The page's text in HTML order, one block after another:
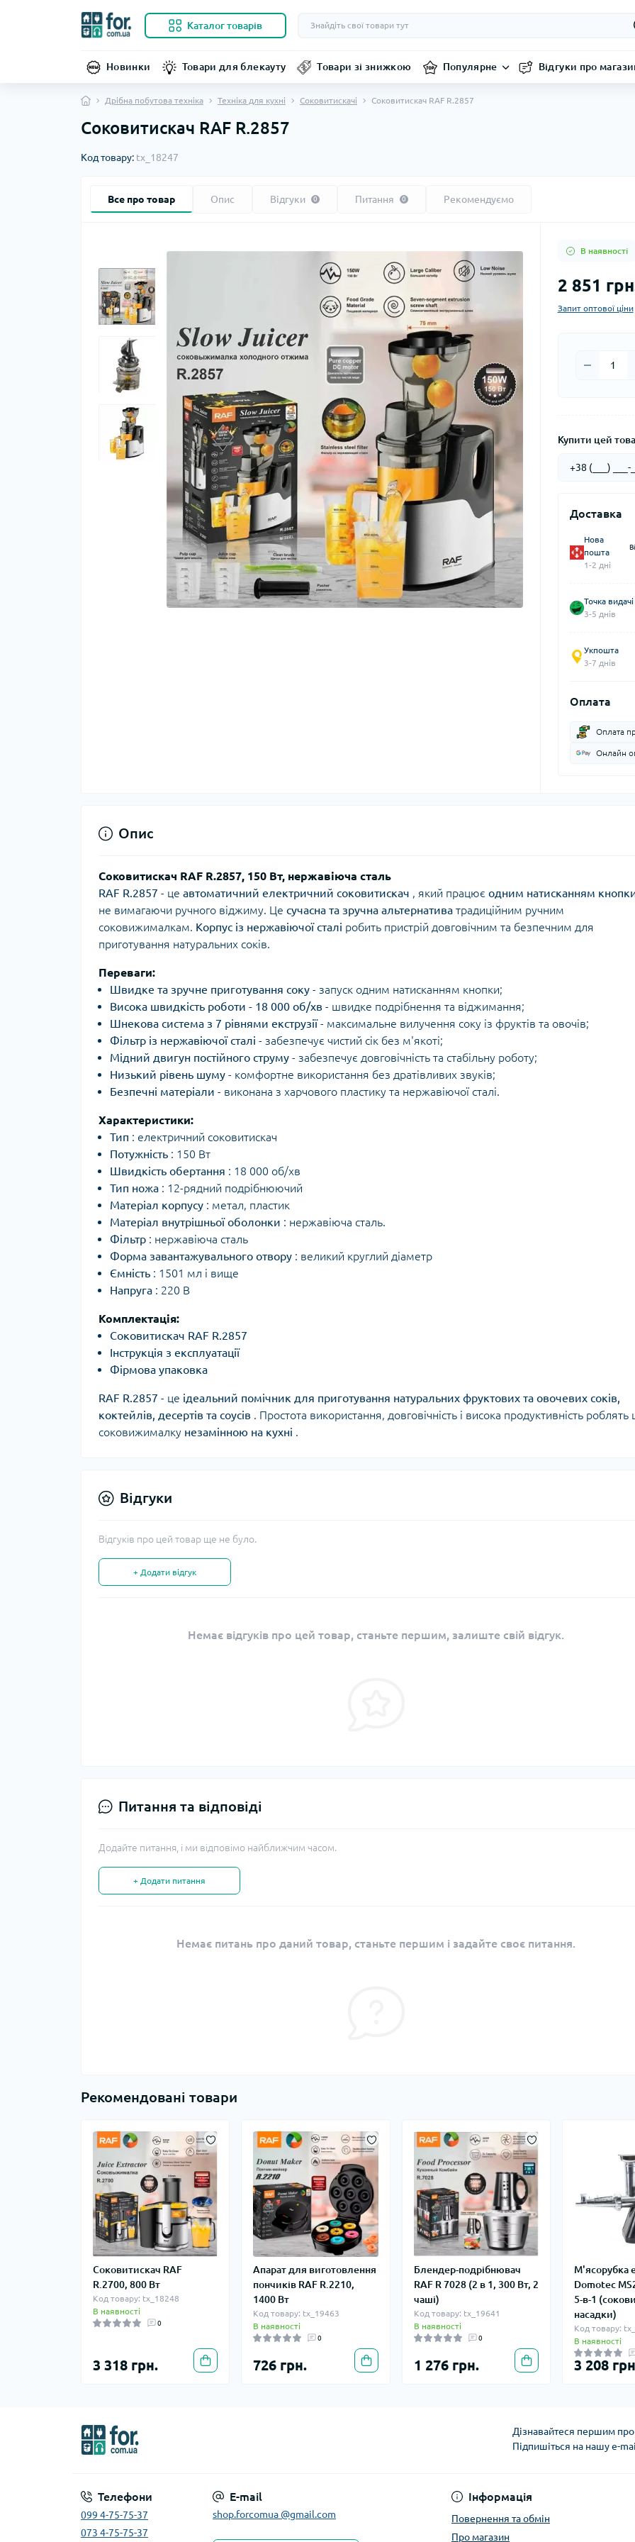
Каталог товарів
Новинки Товари для блекауту Товари зі знижкою Популярне Відгуки про
Дрібна побутова техніка Техніка для кухні Соковитискачі Соковитискач RAF R.2857
Соковитискач RAF R.2857
Код товару: tx_18247
Все про товар Опис Відгуки 0 Питання 0 Рекомендуємо
В наявності
2 851
Запит оптової ціни
Купити цей
Доставка
Нова
пошта
1-2 дні
Точка
3-5 днів
Укпошта
3-7 днів
Оплата
Оплата
Онлайн
Опис
Соковитискач RAF R.2857, 150 Вт, нержавіюча сталь
RAF R.2857 - це автоматичний електричний соковитискач , який працює одним натисканням
не вимагаючи ручного віджиму. Це сучасна та зручна альтернатива традиційним ручним
соковижималкам. Корпус із нержавіючої сталі робить пристрій довговічним та безпечним для
приготування натуральних соків.
Переваги:
Швидке та зручне приготування соку - запуск одним натисканням кнопки;
Висока швидкість роботи - 18 000 об/хв - швидке подрібнення та віджимання;
Шнекова система з 7 рівнями екструзії- максимальне вилучення соку із фруктів та овочів;
Фільтр із нержавіючої сталі - забезпечує чистий сік без м'якоті;
Мідний двигун постійного струму - забезпечує довговічність та стабільну роботу;
Низький рівень шуму - комфортне використання без дратівливих звуків;
Безпечні матеріали - виконана з харчового пластику та нержавіючої сталі.
Характеристики:
Тип : електричний соковитискач
Потужність : 150 Вт
Швидкість обертання : 18 000 об/хв
Тип ножа : 12-рядний подрібнюючий
Матеріал корпусу : метал, пластик
Матеріал внутрішньої оболонки : нержавіюча сталь.
Фільтр : нержавіюча сталь
Форма завантажувального отвору : великий круглий діаметр
Ємність : 1501 мл і вище
Напруга : 220 В
Комплектація:
Соковитискач RAF R.2857
Інструкція з експлуатації
Фірмова упаковка
RAF R.2857 - це ідеальний помічник для приготування натуральних фруктових та овочевих соків,
коктейлів, десертів та соусів . Простота використання, довговічність і висока продуктивність роблять
соковижималку незамінною на кухні .
Відгуки
Відгуків про цей товар ще не було.
+ Додати відгук
Немає відгуків про цей товар, станьте першим, залиште свій відгук.
Питання та відповіді
Додайте питання, і ми відповімо найближчим часом.
+ Додати питання
Немає питань про даний товар, станьте першим і задайте своє питання.
Рекомендовані товари
Соковитискач RAF
R.2700, 800 Вт
Код товару: tx_18248
В наявності
0
3 318 грн.
Апарат для виготовлення
пончиків RAF R.2210,
1400 Вт
Код товару: tx_19463
В наявності
0
726 грн.
Блендер-подрібнювач
RAF R 7028 (2 в 1, 300 Вт, 2
чаші)
Код товару: tx_19641
В наявності
0
1 276 грн.
М'ясорубка
Domotec
5-в-1
насадки)
Код товару:
В наявності
3 208
Дізнавайтеся першим про
Підпишіться на нашу e-
Телефони
099 4-75-75-37
073 4-75-75-37
E-mail
shop.forcomua @gmail.com
Інформація
Повернення та обмін
Про магазин